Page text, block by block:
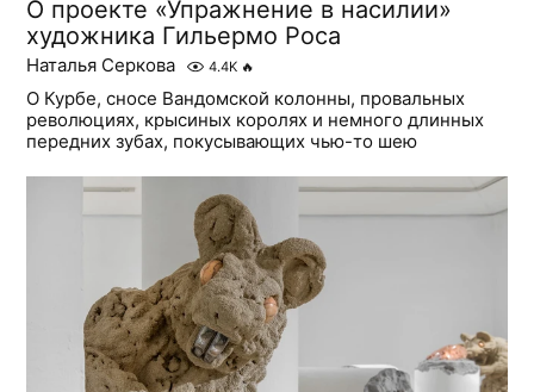
О проекте «Упражнение в насилии»
художника Гильермо Роса
Наталья Серкова 4.4K 🔥
О Курбе, сносе Вандомской колонны, провальных
революциях, крысиных королях и немного длинных
передних зубах, покусывающих чью-то шею